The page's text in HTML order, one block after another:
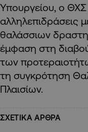
Υπουργείου, ο ΘΧΣ
αλληλεπιδράσεις
θαλάσσιων
έμφαση στη
των
τη συγκρότηση
Πλαισίων.
ΣΧΕΤΙΚΑ ΑΡΘΡΑ